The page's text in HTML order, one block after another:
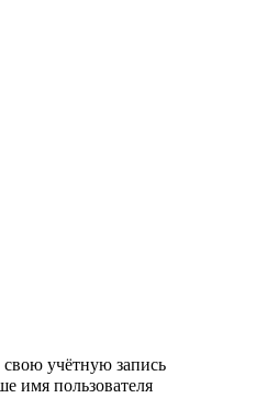
учётную запись
имя пользователя